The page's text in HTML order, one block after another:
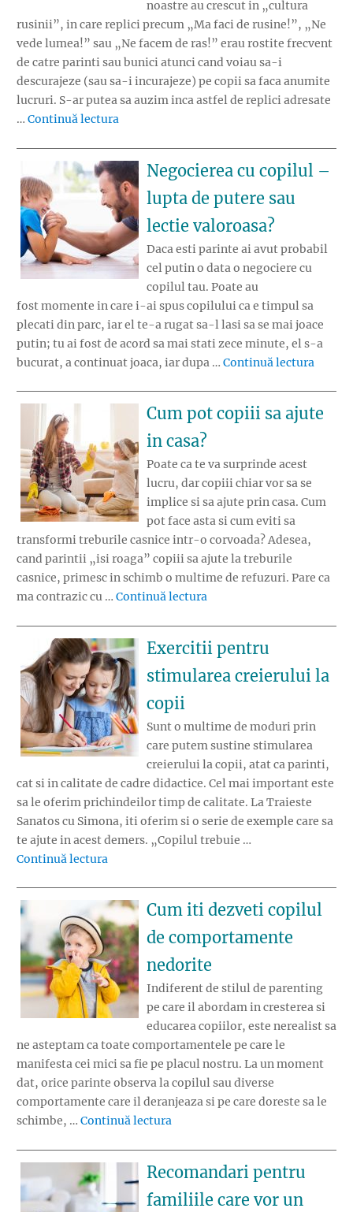
noastre au crescut in „cultura
rusinii”, in care replici precum „Ma faci de rusine!”, „Ne
vede lumea!” sau „Ne facem de ras!” erau rostite frecvent
de catre parinti sau bunici atunci cand voiau sa-i
descurajeze (sau sa-i incurajeze) pe copii sa faca anumite
lucruri. S-ar putea sa auzim inca astfel de replici adresate
… Continuă lectura
Negocierea cu copilul –
lupta de putere sau
lectie valoroasa?
Daca esti parinte ai avut probabil
cel putin o data o negociere cu
copilul tau. Poate au
fost momente in care i-ai spus copilului ca e timpul sa
plecati din parc, iar el te-a rugat sa-l lasi sa se mai joace
putin; tu ai fost de acord sa mai stati zece minute, el s-a
bucurat, a continuat joaca, iar dupa … Continuă lectura
Cum pot copiii sa ajute
in casa?
Poate ca te va surprinde acest
lucru, dar copiii chiar vor sa se
implice si sa ajute prin casa. Cum
pot face asta si cum eviti sa
transformi treburile casnice intr-o corvoada? Adesea,
cand parintii „isi roaga” copiii sa ajute la treburile
casnice, primesc in schimb o multime de refuzuri. Pare ca
ma contrazic cu … Continuă lectura
Exercitii pentru
stimularea creierului la
copii
Sunt o multime de moduri prin
care putem sustine stimularea
creierului la copii, atat ca parinti,
cat si in calitate de cadre didactice. Cel mai important este
sa le oferim prichindeilor timp de calitate. La Traieste
Sanatos cu Simona, iti oferim si o serie de exemple care sa
te ajute in acest demers. „Copilul trebuie …
Continuă lectura
Cum iti dezveti copilul
de comportamente
nedorite
Indiferent de stilul de parenting
pe care il abordam in cresterea si
educarea copiilor, este nerealist sa
ne asteptam ca toate comportamentele pe care le
manifesta cei mici sa fie pe placul nostru. La un moment
dat, orice parinte observa la copilul sau diverse
comportamente care il deranjeaza si pe care doreste sa le
schimbe, … Continuă lectura
Recomandari pentru
familiile care vor un